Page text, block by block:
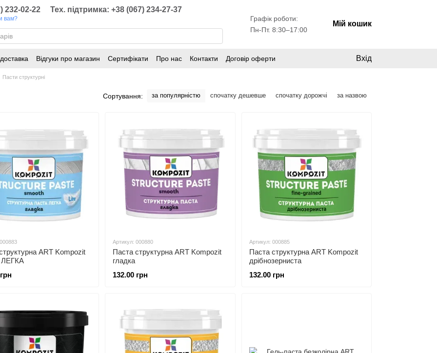
232-02-22 Тех. підтримка: +38 (067) 234-27-37
вам?
Графік роботи:
Пн-Пт. 8:30–17:00
Мій кошик
Відгуки про магазин Сертифікати Про нас Контакти
Договір оферти
Вхід
Пасти структурні
Сортування: за популярністю спочатку дешевше спочатку дорожчі за назвою
ART Kompozit
ЛЕГКА
Артикул: 000880
Паста структурна ART Kompozit
гладка
132.00 грн
Артикул: 000885
Паста структурна ART Kompozit
дрібнозерниста
132.00 грн